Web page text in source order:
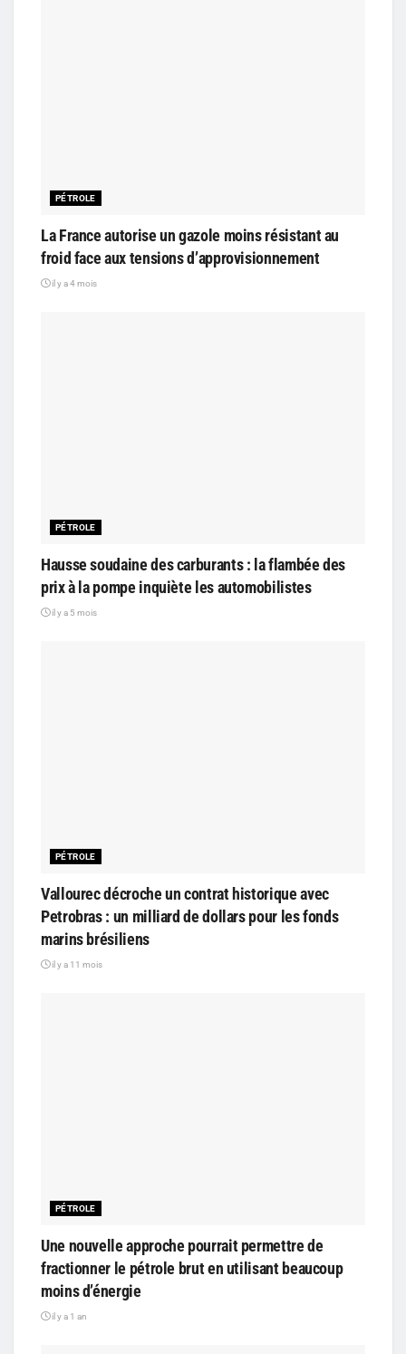
PÉTROLE
La France autorise un gazole moins résistant au
froid face aux tensions d’approvisionnement
il y a 4 mois
PÉTROLE
Hausse soudaine des carburants : la flambée des
prix à la pompe inquiète les automobilistes
il y a 5 mois
PÉTROLE
Vallourec décroche un contrat historique avec
Petrobras : un milliard de dollars pour les fonds
marins brésiliens
il y a 11 mois
PÉTROLE
Une nouvelle approche pourrait permettre de
fractionner le pétrole brut en utilisant beaucoup
moins d’énergie
il y a 1 an